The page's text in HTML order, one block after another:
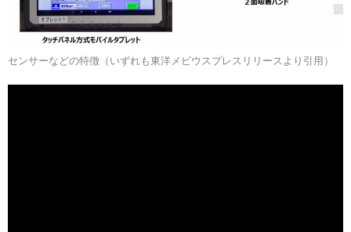
センサーなどの特徴（いずれも東洋メビウスプレスリリースより引用）